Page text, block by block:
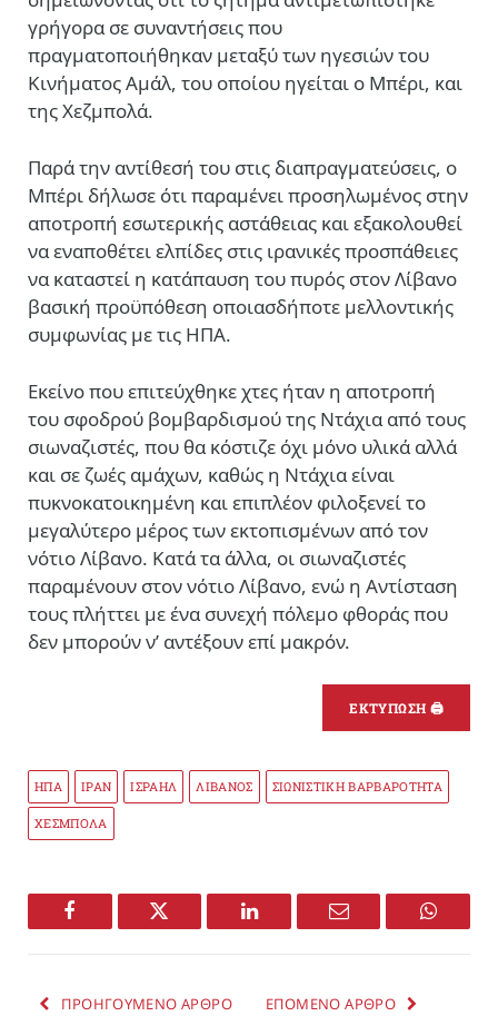
γρήγορα σε συναντήσεις που
πραγματοποιήθηκαν μεταξύ των ηγεσιών του
Κινήματος Αμάλ, του οποίου ηγείται ο Μπέρι, και
τηςΧεζμπολά.
Παρά την αντίθεσή του στις διαπραγματεύσεις, ο
Μπέρι δήλωσε ότι παραμένει προσηλωμένος στην
αποτροπή εσωτερικής αστάθειας και εξακολουθεί
να εναποθέτει ελπίδες στις ιρανικές προσπάθειες
να καταστεί η κατάπαυση του πυρός στον Λίβανο
βασική προϋπόθεση οποιασδήποτε μελλοντικής
συμφωνίας με τις ΗΠΑ.
Εκείνο που επιτεύχθηκε χτες ήταν η αποτροπή
του σφοδρού βομβαρδισμού της Ντάχια από τους
σιωναζιστές, που θα κόστιζε όχι μόνο υλικά αλλά
και σε ζωές αμάχων, καθώς η Ντάχια είναι
πυκνοκατοικημένη και επιπλέον φιλοξενεί το
μεγαλύτερο μέρος των εκτοπισμένων από τον
νότιο Λίβανο. Κατά τα άλλα, οι σιωναζιστές
παραμένουν στον νότιο Λίβανο, ενώ η Αντίσταση
τους πλήττει με ένα συνεχή πόλεμο φθοράς που
δεν μπορούν ν’ αντέξουν επί μακρόν.
ΕΚΤΥΠΩΣΗ 🖨
ΗΠΑ ΙΡΑΝ ΙΣΡΑΗΛ ΛΙΒΑΝΟΣ ΣΙΩΝΙΣΤΙΚΗ ΒΑΡΒΑΡΟΤΗΤΑ
ΧΕΣΜΠΟΛΑ
Facebook Twitter LinkedIn Email
ΠΡΟΗΓΟΥΜΕΝΟ ΑΡΘΡΟ ΕΠΟΜΕΝΟ ΑΡΘΡΟ